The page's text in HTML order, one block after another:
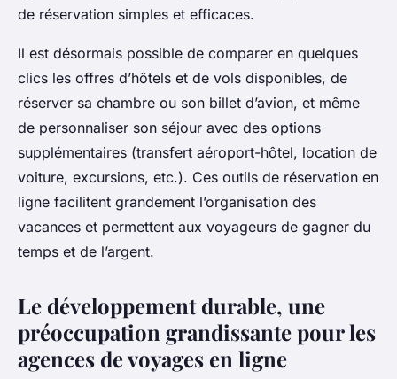
de réservation simples et efficaces.
Il est désormais possible de comparer en quelques
clics les offres d’hôtels et de vols disponibles, de
réserver sa chambre ou son billet d’avion, et même
de personnaliser son séjour avec des options
supplémentaires (transfert aéroport-hôtel, location de
voiture, excursions, etc.). Ces outils de réservation en
ligne facilitent grandement l’organisation des
vacances et permettent aux voyageurs de gagner du
temps et de l’argent.
Le développement durable, une
préoccupation grandissante pour les
agences de voyages en ligne